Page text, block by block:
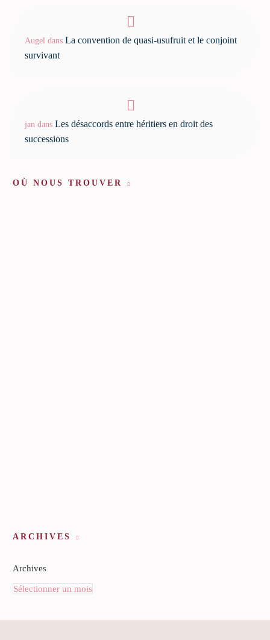
Augel dans La convention de quasi-usufruit et le conjoint
survivant
jan dans Les désaccords entre héritiers en droit des
successions
OÙ NOUS TROUVER
ARCHIVES
Archives
Sélectionner un mois